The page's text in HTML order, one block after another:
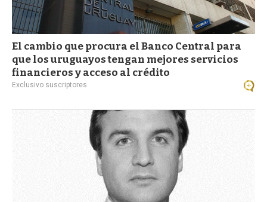
El cambio que procura el Banco Central para
que los uruguayos tengan mejores servicios
financieros y acceso al crédito
Exclusivo suscriptores